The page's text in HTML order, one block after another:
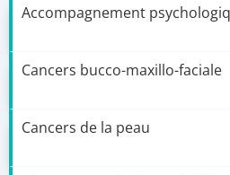
Accompagnement
Cancers bucco-maxillo-faciale
Cancers de la peau